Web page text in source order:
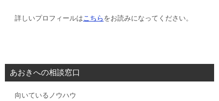
詳しいプロフィールはこちらをお読みになってください。
あおきへの相談窓口
向いているノウハウ